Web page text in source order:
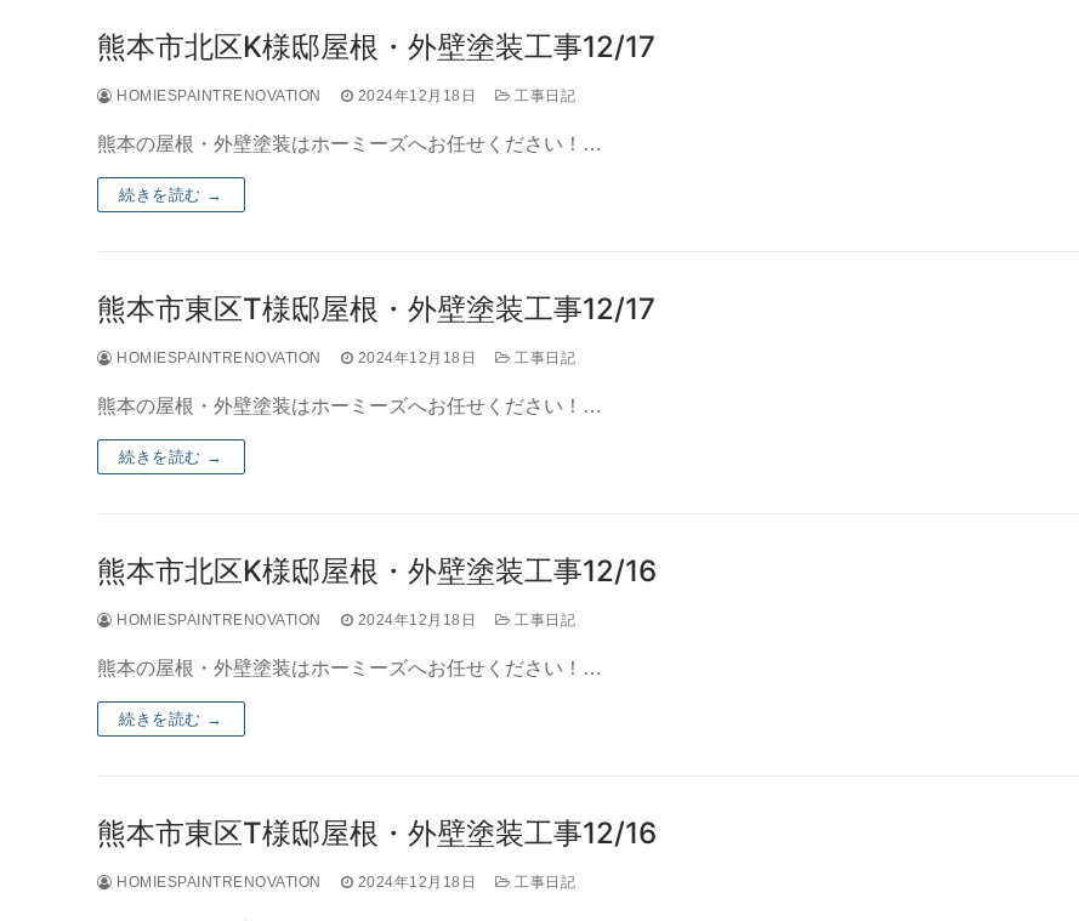
熊本市北区K様邸屋根・外壁塗装工事12/17
HOMIESPAINTRENOVATION 2024年12月18日 工事日記
熊本の屋根・外壁塗装はホーミーズへお任せください！…
続きを読む →
熊本市東区T様邸屋根・外壁塗装工事12/17
HOMIESPAINTRENOVATION 2024年12月18日 工事日記
熊本の屋根・外壁塗装はホーミーズへお任せください！…
続きを読む →
熊本市北区K様邸屋根・外壁塗装工事12/16
HOMIESPAINTRENOVATION 2024年12月18日 工事日記
熊本の屋根・外壁塗装はホーミーズへお任せください！…
続きを読む →
熊本市東区T様邸屋根・外壁塗装工事12/16
HOMIESPAINTRENOVATION 2024年12月18日 工事日記